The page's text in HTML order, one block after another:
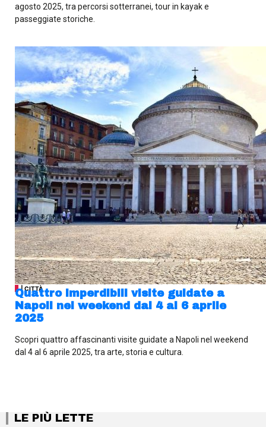
agosto 2025, tra percorsi sotterranei, tour in kayak e
passeggiate storiche.
| CITTÀ
Quattro imperdibili visite guidate a
Napoli nel weekend dal 4 al 6 aprile
2025
Scopri quattro affascinanti visite guidate a Napoli nel weekend
dal 4 al 6 aprile 2025, tra arte, storia e cultura.
LE PIÙ LETTE